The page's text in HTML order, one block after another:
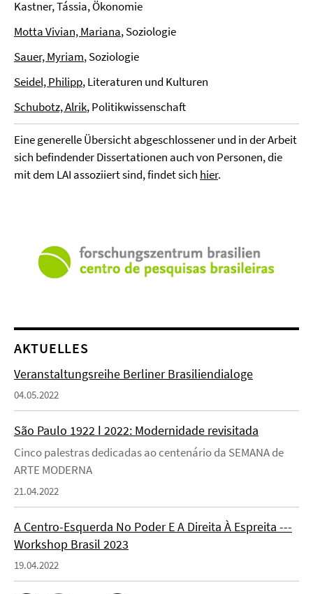
Kastner, Tássia, Ökonomie
Motta Vivian, Mariana, Soziologie
Sauer, Myriam, Soziologie
Seidel, Philipp, Literaturen und Kulturen
Schubotz, Alrik, Politikwissenschaft
Eine generelle Übersicht abgeschlossener und in der Arbeit
sich befindender Dissertationen auch von Personen, die
mit dem LAI assoziiert sind, findet sich hier.
AKTUELLES
Veranstaltungsreihe Berliner Brasiliendialoge
04.05.2022
São Paulo 1922 ǀ 2022: Modernidade revisitada
Cinco palestras dedicadas ao centenário da SEMANA de
ARTE MODERNA
21.04.2022
A Centro-Esquerda No Poder E A Direita À Espreita ---
Workshop Brasil 2023
19.04.2022